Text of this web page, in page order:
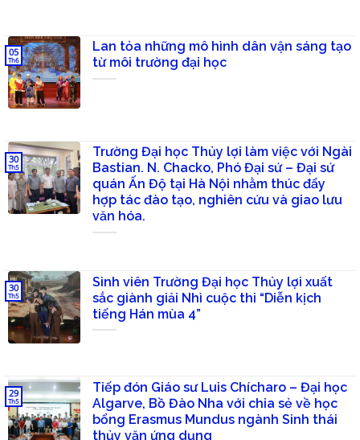
Lan tỏa những mô hình dân vận sáng tạo
từ môi trường đại học
05
Th6
Trường Đại học Thủy lợi làm việc với Ngài
Bastian. N. Chacko, Phó Đại sứ – Đại sứ
quán Ấn Độ tại Hà Nội nhằm thúc đẩy
hợp tác đào tạo, nghiên cứu và giao lưu
văn hóa.
30
Th5
Sinh viên Trường Đại học Thủy lợi xuất
sắc giành giải Nhì cuộc thi “Diễn kịch
tiếng Hán mùa 4”
30
Th5
Tiếp đón Giáo sư Luis Chícharo – Đại học
Algarve, Bồ Đào Nha với chia sẻ về học
bổng Erasmus Mundus ngành Sinh thái
thủy văn ứng dụng
29
Th5